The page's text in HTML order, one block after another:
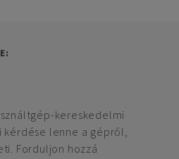
kereskedelmi
kérdése lenne a gépről,
Forduljon hozzá